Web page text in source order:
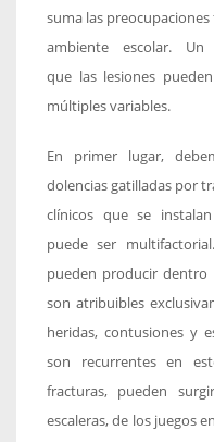
suma las
ambiente escolar.
que las lesiones
múltiples variables.
En primer lugar,
dolencias gatilladas por
clínicos que se
puede ser
pueden producir
son atribuibles
heridas, contusiones y
son recurrentes en
fracturas, pueden
escaleras, de los juegos